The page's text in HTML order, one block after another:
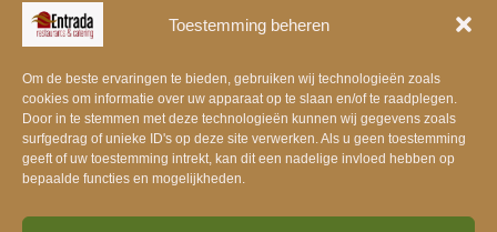
Toestemming beheren
Om de beste ervaringen te bieden, gebruiken wij technologieën zoals
cookies om informatie over uw apparaat op te slaan en/of te raadplegen.
Door in te stemmen met deze technologieën kunnen wij gegevens zoals
surfgedrag of unieke ID's op deze site verwerken. Als u geen toestemming
geeft of uw toestemming intrekt, kan dit een nadelige invloed hebben op
bepaalde functies en mogelijkheden.
Restaurants